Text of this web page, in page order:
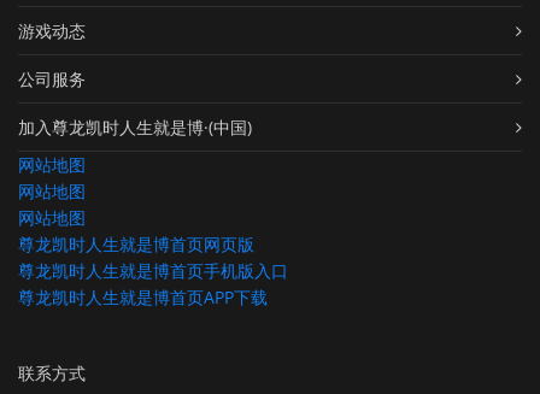
游戏动态
公司服务
加入尊龙凯时人生就是博·(中国)
网站地图
网站地图
网站地图
尊龙凯时人生就是博首页网页版
尊龙凯时人生就是博首页手机版入口
尊龙凯时人生就是博首页APP下载
联系方式